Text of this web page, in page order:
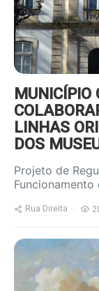
MUNICÍPIO
LINHAS
DOS
Projeto de
Rua Direita
https://
content/
800x600.jpg